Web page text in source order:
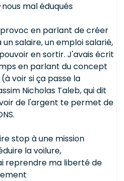
mal éduqués
en parlant de créer
salaire, un emploi salarié,
en sortir. J'avais écrit
en parlant du concept
voir si ça passe la
Nicholas Taleb, qui dit
de l'argent te permet de
stop à une mission
la voilure,
reprendre ma liberté de